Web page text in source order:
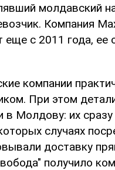
молдавский
Компания
еще с 2011 года, ее
компании
При этом
в Молдову: их
случаях
доставку
получило